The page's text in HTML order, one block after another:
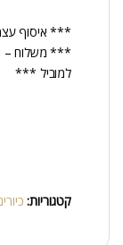
*** איסוף
למוביל ***
קטגוריות: